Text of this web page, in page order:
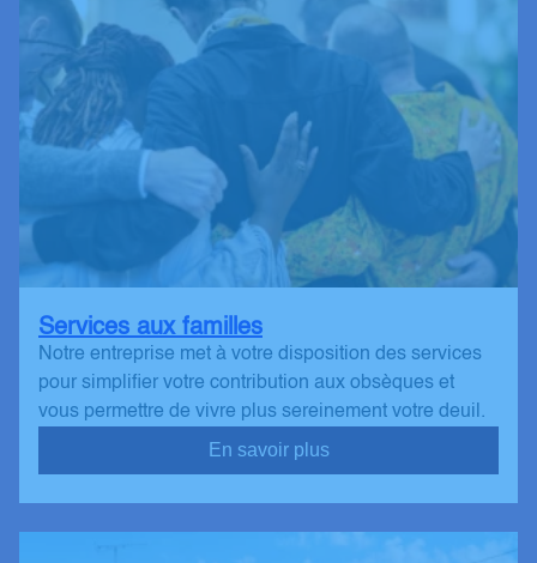
Services aux familles
Notre entreprise met à votre disposition des services
pour simplifier votre contribution aux obsèques et
vous permettre de vivre plus sereinement votre deuil.
En savoir plus